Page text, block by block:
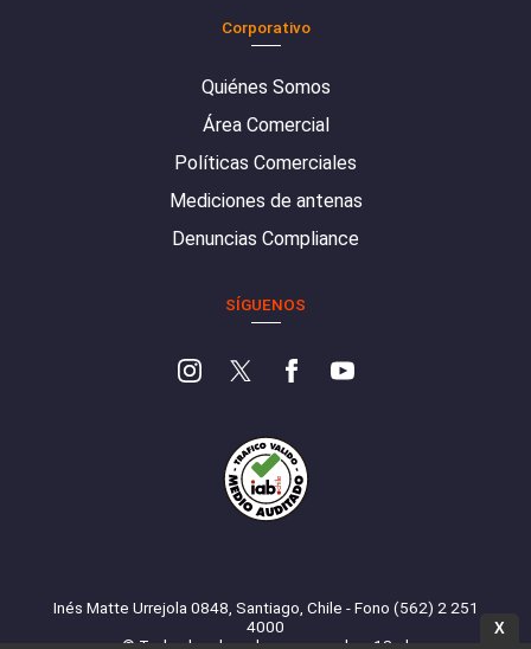
Corporativo
Quiénes Somos
Área Comercial
Políticas Comerciales
Mediciones de antenas
Denuncias Compliance
SÍGUENOS
Inés Matte Urrejola 0848, Santiago, Chile - Fono (562) 2 251
4000
© Todos los derechos reservados. 13.cl
X